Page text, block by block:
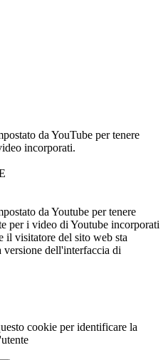
da YouTube per tenere
incorporati.
da Youtube per tenere
per i video di Youtube incorporati
il visitatore del sito web sta
dell'interfaccia di
cookie per identificare la